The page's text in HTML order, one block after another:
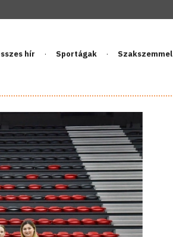
hír Sportágak Szakszemmel